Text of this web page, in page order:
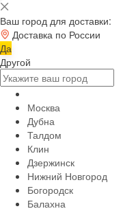
Ваш город для доставки:
Доставка по России
Да
Другой
Москва
Дубна
Талдом
Клин
Дзержинск
Нижний Новгород
Богородск
Балахна